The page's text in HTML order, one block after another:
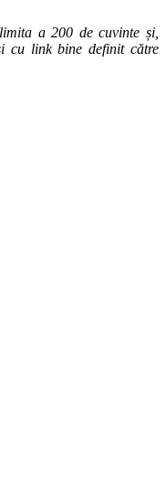
a 200 de cuvinte și,
cu link bine definit către